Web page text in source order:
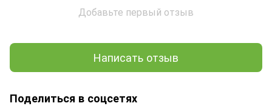
Добавьте первый отзыв
Написать отзыв
Поделиться в соцсетях